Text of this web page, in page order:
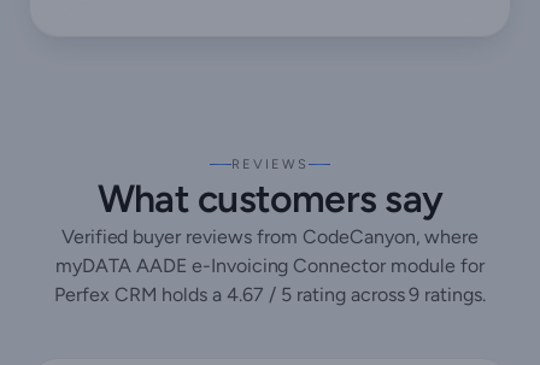
REVIEWS
What customers say
Verified buyer reviews from CodeCanyon, where
myDATA AADE e-Invoicing Connector module for
Perfex CRM holds a 4.67 / 5 rating across 9 ratings.